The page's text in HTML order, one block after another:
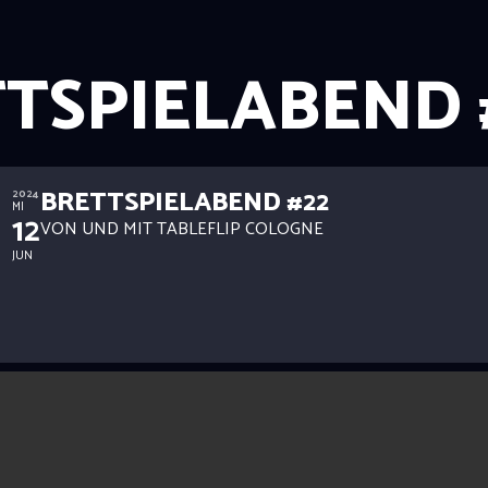
2024
MI
12
JUN
BRETTSPIELABEND #22
VON UND MIT TABLEFLIP COLOGNE